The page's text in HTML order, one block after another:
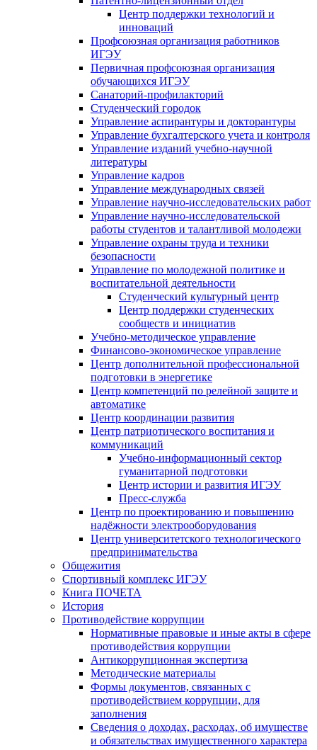
Центр поддержки технологий и
инноваций
Профсоюзная организация работников
ИГЭУ
Первичная профсоюзная организация
обучающихся ИГЭУ
Санаторий-профилакторий
Студенческий городок
Управление аспирантуры и докторантуры
Управление бухгалтерского учета и контроля
Управление изданий учебно-научной
литературы
Упpавление кадpов
Управление международных связей
Управление научно-исследовательских работ
Управление научно-исследовательской
работы студентов и талантливой молодежи
Управление охраны труда и техники
безопасности
Управление по молодежной политике и
воспитательной деятельности
Студенческий культурный центр
Центр поддержки студенческих
сообществ и инициатив
Учебно-методическое управление
Финансово-экономическое управление
Центр дополнительной профессиональной
подготовки в энергетике
Центр компетенций по релейной защите и
автоматике
Центр координации развития
Центр патриотического воспитания и
коммуникаций
Учебно-информационный сектор
гуманитарной подготовки
Центр истории и развития ИГЭУ
Пресс-служба
Центр по проектированию и повышению
надёжности электрооборудования
Центр университетского технологического
предпринимательства
Общежития
Спортивный комплекс ИГЭУ
Книга ПОЧЕТА
История
Противодействие коррупции
Нормативные правовые и иные акты в сфере
противодействия коррупции
Антикоррупционная экспертиза
Методические материалы
Формы документов, связанных с
противодействием коррупции, для
заполнения
Сведения о доходах, расходах, об имуществе
и обязательствах имущественного характера